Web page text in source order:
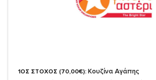
1ΟΣ ΣΤΟΧΟΣ (70,00€): Κουζίνα Αγάπης